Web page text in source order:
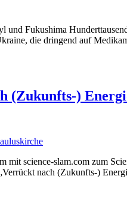
Fukushima
die dringend auf
(Zukunfts-)
science-slam.com zum
nach (Zukunfts-)